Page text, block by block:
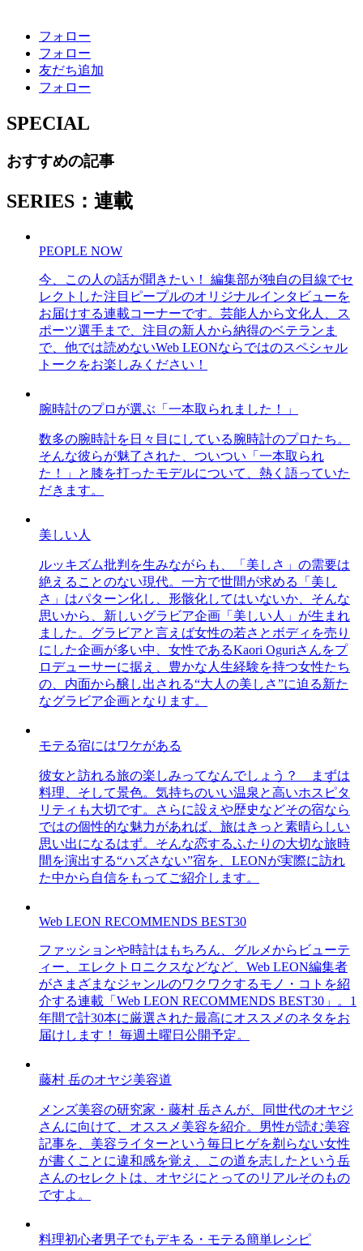
フォロー
フォロー
友だち追加
フォロー
SPECIAL
おすすめの記事
SERIES：連載
PEOPLE NOW
今、この人の話が聞きたい！ 編集部が独自の目線でセ
レクトした注目ピープルのオリジナルインタビューを
お届けする連載コーナーです。芸能人から文化人、ス
ポーツ選手まで、注目の新人から納得のベテランま
で、他では読めないWeb LEONならではのスペシャル
トークをお楽しみください！
腕時計のプロが選ぶ「一本取られました！」
数多の腕時計を日々目にしている腕時計のプロたち。
そんな彼らが魅了された、ついつい「一本取られ
た！」と膝を打ったモデルについて、熱く語っていた
だきます。
美しい人
ルッキズム批判を生みながらも、「美しさ」の需要は
絶えることのない現代。一方で世間が求める「美し
さ」はパターン化し、形骸化してはいないか、そんな
思いから、新しいグラビア企画「美しい人」が生まれ
ました。グラビアと言えば女性の若さとボディを売り
にした企画が多い中、女性であるKaori Oguriさんをプ
ロデューサーに据え、豊かな人生経験を持つ女性たち
の、内面から醸し出される“大人の美しさ”に迫る新た
なグラビア企画となります。
モテる宿にはワケがある
彼女と訪れる旅の楽しみってなんでしょう？ まずは
料理、そして景色。気持ちのいい温泉と高いホスピタ
リティも大切です。さらに設えや歴史などその宿なら
ではの個性的な魅力があれば、旅はきっと素晴らしい
思い出になるはず。そんな恋するふたりの大切な旅時
間を演出する“ハズさない”宿を、LEONが実際に訪れ
た中から自信をもってご紹介します。
Web LEON RECOMMENDS BEST30
ファッションや時計はもちろん、グルメからビューテ
ィー、エレクトロニクスなどなど、Web LEON編集者
がさまざまなジャンルのワクワクするモノ・コトを紹
介する連載「Web LEON RECOMMENDS BEST30」。1
年間で計30本に厳選された最高にオススメのネタをお
届けします！ 毎週土曜日公開予定。
藤村 岳のオヤジ美容道
メンズ美容の研究家・藤村 岳さんが、同世代のオヤジ
さんに向けて、オススメ美容を紹介。男性が読む美容
記事を、美容ライターという毎日ヒゲを剃らない女性
が書くことに違和感を覚え、この道を志したという岳
さんのセレクトは、オヤジにとってのリアルそのもの
ですよ。
料理初心者男子でもデキる・モテる簡単レシピ